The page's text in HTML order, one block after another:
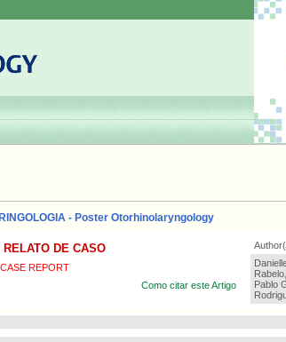
- Poster Otorhinolaryngology
DE CASO
REPORT
Como citar este Artigo
Pablo